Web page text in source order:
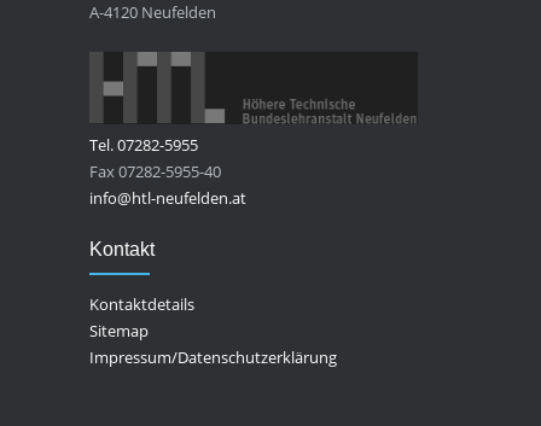
A-4120 Neufelden
Tel. 07282-5955
Fax 07282-5955-40
info@htl-neufelden.at
Kontakt
Kontaktdetails
Sitemap
Impressum/Datenschutzerklärung